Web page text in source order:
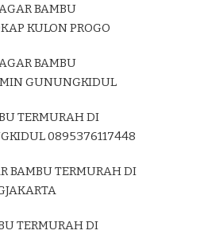
BAMBU
KULON PROGO
BAMBU
GUNUNGKIDUL
TERMURAH DI
0895376117448
BAMBU TERMURAH DI
TERMURAH DI